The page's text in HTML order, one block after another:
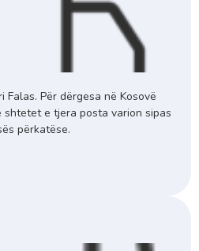
Falas. Për dërgesa në Kosovë
e tjera posta varion sipas
përkatëse.